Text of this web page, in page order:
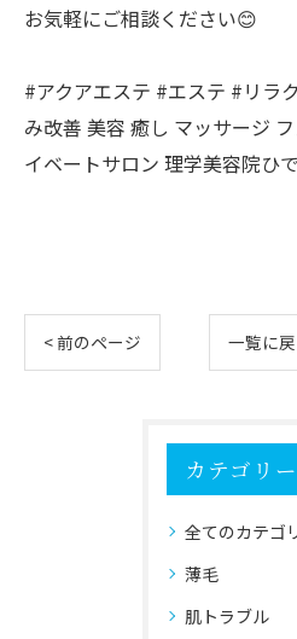
お気軽にご相談ください😊
#アクアエステ #エステ #リラ
み改善 美容 癒し マッサージ
イベートサロン 理学美容院ひで
< 前のページ 一覧に
カテゴリー
全てのカテゴ
薄毛
肌トラブル